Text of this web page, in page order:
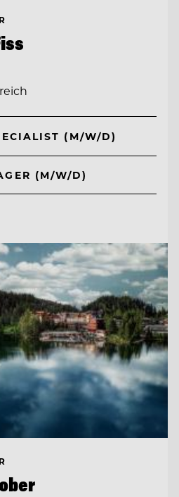
(M/W/D)
(M/W/D)